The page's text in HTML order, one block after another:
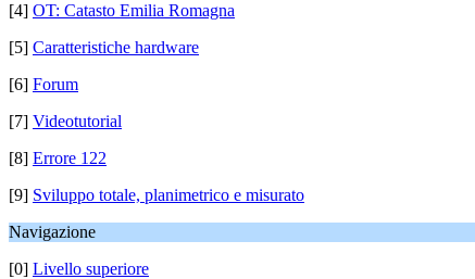
[4] OT: Catasto Emilia Romagna
[5] Caratteristiche hardware
[6] Forum
[7] Videotutorial
[8] Errore 122
[9] Sviluppo totale, planimetrico e misurato
Navigazione
[0] Livello superiore